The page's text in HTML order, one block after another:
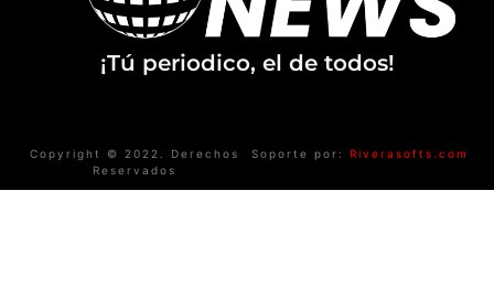
¡Tú periodico, el de todos!
Copyright © 2022. Derechos
Reservados
Soporte por: Riverasofts.com